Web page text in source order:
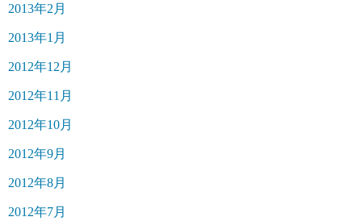
2013年2月
2013年1月
2012年12月
2012年11月
2012年10月
2012年9月
2012年8月
2012年7月